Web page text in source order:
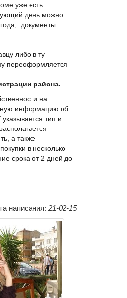
уже есть
день можно
документы
либо в ту
переоформляется
района.
на
информацию об
тип и
а также
в несколько
срока от 2 дней до
написания: 21-02-15